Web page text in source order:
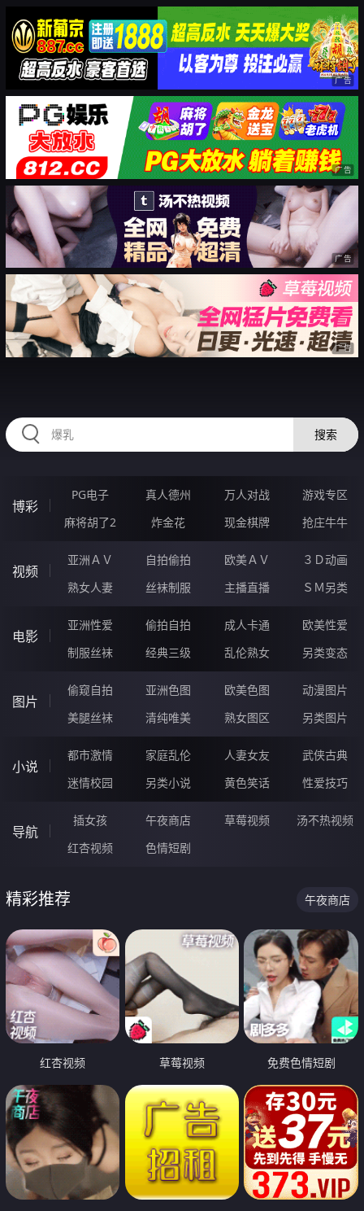
广告
广告
广告
广告
搜索
博彩
PG电子 真人德州 万人对战
游戏专区
麻将胡了2
炸金花 现金棋牌 抢庄牛牛
视频
亚洲ＡＶ 自拍偷拍 欧美ＡＶ
３Ｄ动画
熟女人妻
丝袜制服 主播直播 ＳＭ另类
电影
亚洲性爱 偷拍自拍 成人卡通
欧美性爱
制服丝袜
经典三级 乱伦熟女 另类变态
图片
偷窥自拍 亚洲色图 欧美色图
动漫图片
美腿丝袜
清纯唯美 熟女图区 另类图片
小说
都市激情 家庭乱伦 人妻女友
武侠古典
迷情校园
另类小说 黄色笑话 性爱技巧
导航
插女孩 午夜商店 草莓视频
汤不热视频
红杏视频
色情短剧
精彩推荐 午夜商店
红杏视频 草莓视频 免费色情短剧